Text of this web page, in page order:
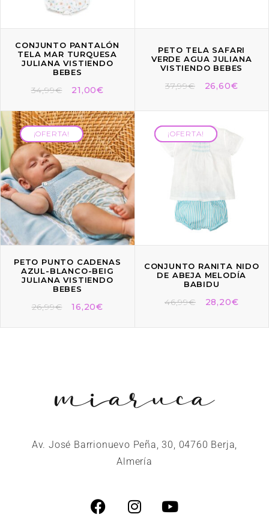
CONJUNTO PANTALÓN
TELA MAR TURQUESA
JULIANA VISTIENDO
BEBES
34,99€ 21,00€
PETO TELA SAFARI
VERDE AGUA JULIANA
VISTIENDO BEBES
37,99€ 26,60€
¡OFERTA!
¡OFERTA!
PETO PUNTO CADENAS
AZUL-BLANCO-BEIG
JULIANA VISTIENDO
BEBES
26,99€ 16,20€
¡OFERTA!
¡OFERTA!
CONJUNTO RANITA NIDO
DE ABEJA MELODÍA
BABIDU
46,99€ 28,20€
Av. José Barrionuevo Peña, 30, 04760 Berja,
Almería